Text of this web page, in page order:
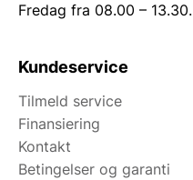
Fredag fra 08.00 – 13.30.
Kundeservice
Tilmeld service
Finansiering
Kontakt
Betingelser og garanti